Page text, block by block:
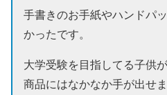
手書きのお手紙やハンドパ
かったです。
大学受験を目指してる子供
商品にはなかなか手が出せ